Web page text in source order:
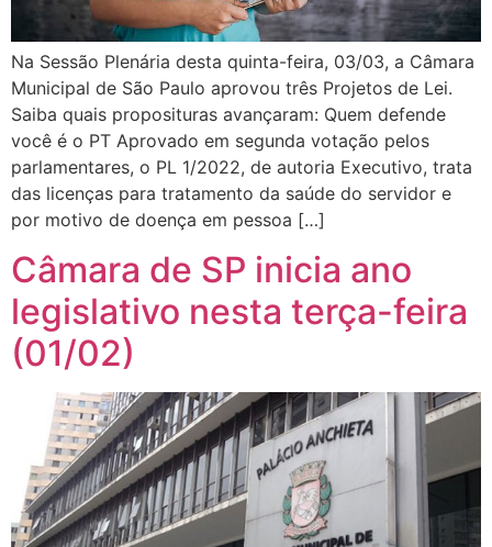
Na Sessão Plenária desta quinta-feira, 03/03, a Câmara
Municipal de São Paulo aprovou três Projetos de Lei.
Saiba quais proposituras avançaram: Quem defende
você é o PT Aprovado em segunda votação pelos
parlamentares, o PL 1/2022, de autoria Executivo, trata
das licenças para tratamento da saúde do servidor e
por motivo de doença em pessoa […]
Câmara de SP inicia ano
legislativo nesta terça-feira
(01/02)